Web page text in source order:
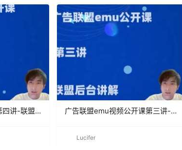
四讲-联盟
广告联盟emu视频公开课第三讲-
Lucifer